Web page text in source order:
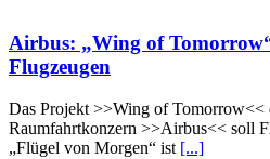
Airbus: „Wing of
Flugzeugen
Das Projekt >>Wing of Tomorrow<<
Raumfahrtkonzern >>Airbus<< soll
„Flügel von Morgen“ ist [...]